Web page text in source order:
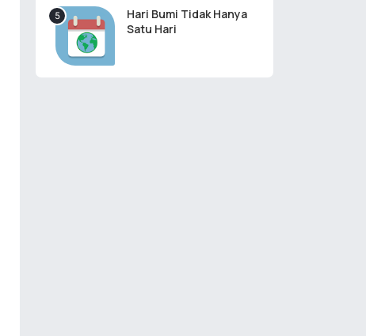
Hari Bumi Tidak Hanya
Satu Hari